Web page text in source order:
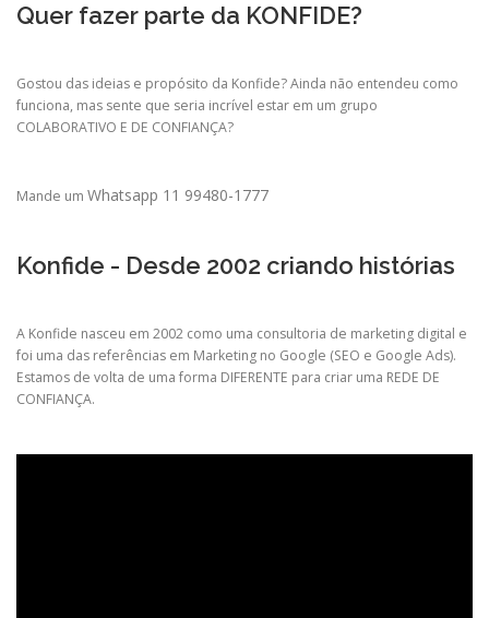
Quer fazer parte da KONFIDE?
Gostou das ideias e propósito da Konfide? Ainda não entendeu como
funciona, mas sente que seria incrível estar em um grupo
COLABORATIVO E DE CONFIANÇA?
Mande um Whatsapp 11 99480-1777
Konfide - Desde 2002 criando histórias
A Konfide nasceu em 2002 como uma consultoria de marketing digital e
foi uma das referências em Marketing no Google (SEO e Google Ads).
Estamos de volta de uma forma DIFERENTE para criar uma REDE DE
CONFIANÇA.